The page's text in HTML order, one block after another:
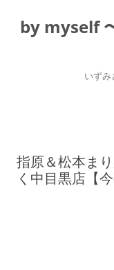
テ
ン
by myself
いずみ
指原＆松本ま
く中目黒店【